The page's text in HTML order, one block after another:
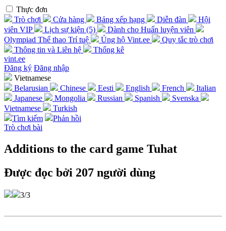
Thực đơn
Trò chơi
Cửa hàng Bảng xếp hạng Diễn đàn
Hội
viên VIP
Lịch sự kiện (5)
Dành cho Huấn luyện viên
Olympiad Thể thao Trí tuệ
Ủng hộ Vint.ee
Quy tắc trò chơi
Thông tin và Liên hệ
Thống kê
vint.ee
Đăng ký Đăng nhập
Vietnamese
Belarusian
Chinese Eesti English French
Italian
Japanese
Mongolia Russian Spanish
Svenska
Vietnamese
Turkish
Tìm kiếm
Phản hồi
Trò chơi bài
Additions to the card game Tuhat
Được đọc bởi 207 người dùng
3/3